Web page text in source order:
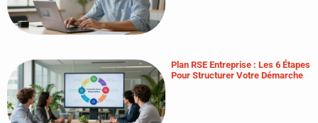
Plan RSE Entreprise : Les 6 Étapes
Pour Structurer Votre Démarche